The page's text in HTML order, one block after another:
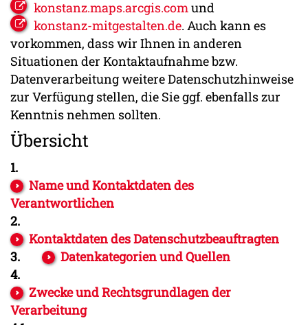
konstanz.maps.arcgis.comund
konstanz-mitgestalten.de. Auch kann es
vorkommen, dass wir Ihnen in anderen
Situationen der Kontaktaufnahme bzw.
Datenverarbeitung weitere Datenschutzhinweise
zur Verfügung stellen, die Sie ggf. ebenfalls zur
Kenntnis nehmen sollten.
Übersicht
1.
Name und Kontaktdaten des
Verantwortlichen
2.
Kontaktdaten des Datenschutzbeauftragten
3.
Datenkategorien und Quellen
4.
Zwecke und Rechtsgrundlagen der
Verarbeitung